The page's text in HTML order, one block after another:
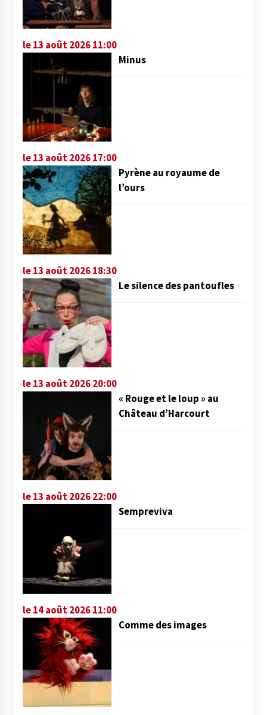
le 13 août 2026 11:00
Minus
le 13 août 2026 17:00
Pyrène au royaume de
l’ours
le 13 août 2026 18:30
Le silence des pantoufles
le 13 août 2026 20:00
« Rouge et le loup » au
Château d’Harcourt
le 13 août 2026 22:00
Sempreviva
le 14 août 2026 11:00
Comme des images